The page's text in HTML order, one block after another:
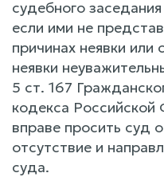
судебного
если ими не
причинах неявки или
неявки
5 ст. 167
кодекса
вправе просить суд
отсутствие и
суда.